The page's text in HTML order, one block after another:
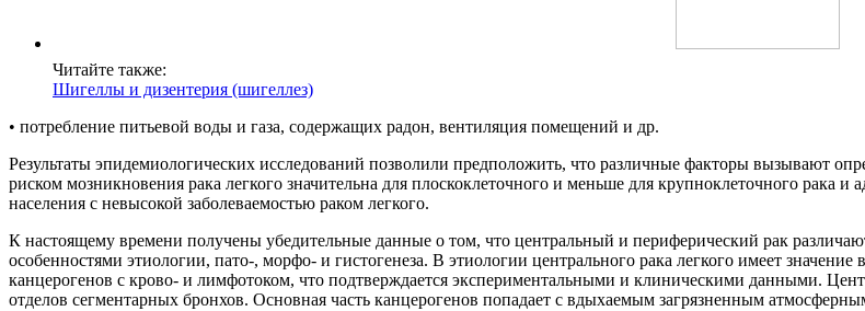
Читайте также:
Шигеллы и дизентерия (шигеллез)
• потребление питьевой воды и газа, содержащих радон, вентиляция помещений и др.
Результаты эпидемиологических исследований позволили предположить, что различные факторы вызывают
риском мозникновения рака легкого значительна для плоскоклеточного и меньше для крупноклеточного рака
населения с невысокой заболеваемостью раком легкого.
К настоящему времени получены убедительные данные о том, что центральный и периферический рак
особенностями этиологии, пато-, морфо- и гистогенеза. В этиологии центрального рака легкого имеет
канцерогенов с крово- и лимфотоком, что подтверждается экспериментальными и клиническими данными.
отделов сегментарных бронхов. Основная часть канцерогенов попадает с вдыхаемым загрязненным